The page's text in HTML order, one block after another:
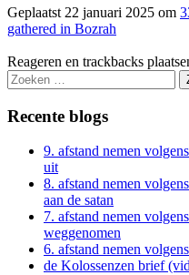
Geplaatst 22 januari 2025 om
gathered in Bozrah
Reageren en trackbacks
Zoeken
naar:
Recente blogs
9. afstand nemen
uit
8. afstand nemen
aan de satan
7. afstand nemen
weggenomen
6. afstand nemen
de Kolossenzen brief